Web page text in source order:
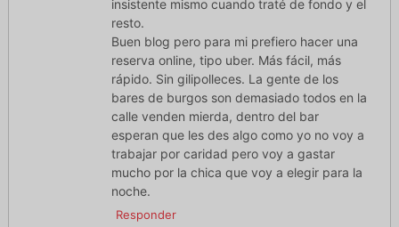
insistente mismo cuando traté de fondo y el
resto.
Buen blog pero para mi prefiero hacer una
reserva online, tipo uber. Más fácil, más
rápido. Sin gilipolleces. La gente de los
bares de burgos son demasiado todos en la
calle venden mierda, dentro del bar
esperan que les des algo como yo no voy a
trabajar por caridad pero voy a gastar
mucho por la chica que voy a elegir para la
noche.
Responder